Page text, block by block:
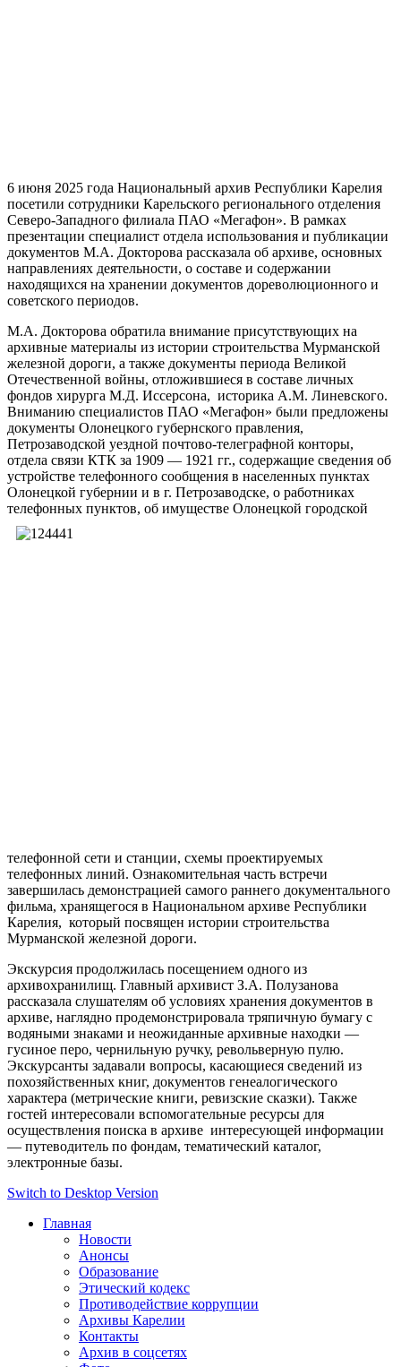
6 июня 2025 года Национальный архив Республики Карелия
посетили сотрудники Карельского регионального отделения
Северо-Западного филиала ПАО «Мегафон». В рамках
презентации специалист отдела использования и публикации
документов М.А. Докторова рассказала об архиве, основных
направлениях деятельности, о составе и содержании
находящихся на хранении документов дореволюционного и
советского периодов.
М.А. Докторова обратила внимание присутствующих на
архивные материалы из истории строительства Мурманской
железной дороги, а также документы периода Великой
Отечественной войны, отложившиеся в составе личных
фондов хирурга М.Д. Иссерсона, историка А.М. Линевского.
Вниманию специалистов ПАО «Мегафон» были предложены
документы Олонецкого губернского правления,
Петрозаводской уездной почтово-телеграфной конторы,
отдела связи КТК за 1909 — 1921 гг., содержащие сведения об
устройстве телефонного сообщения в населенных пунктах
Олонецкой губернии и в г. Петрозаводске, о работниках
телефонных пунктов, об имуществе Олонецкой городской
телефонной сети и станции, схемы проектируемых
телефонных линий. Ознакомительная часть встречи
завершилась демонстрацией самого раннего документального
фильма, хранящегося в Национальном архиве Республики
Карелия, который посвящен истории строительства
Мурманской железной дороги.
Экскурсия продолжилась посещением одного из
архивохранилищ. Главный архивист З.А. Полузанова
рассказала слушателям об условиях хранения документов в
архиве, наглядно продемонстрировала тряпичную бумагу с
водяными знаками и неожиданные архивные находки —
гусиное перо, чернильную ручку, револьверную пулю.
Экскурсанты задавали вопросы, касающиеся сведений из
похозяйственных книг, документов генеалогического
характера (метрические книги, ревизские сказки). Также
гостей интересовали вспомогательные ресурсы для
осуществления поиска в архиве интересующей информации
— путеводитель по фондам, тематический каталог,
электронные базы.
Switch to Desktop Version
Главная
Новости
Анонсы
Образование
Этический кодекс
Противодействие коррупции
Архивы Карелии
Контакты
Архив в соцсетях